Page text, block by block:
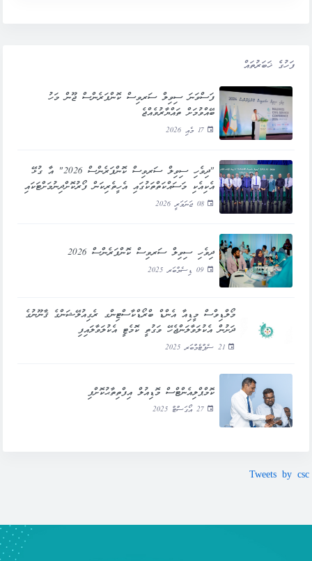
ފަހުގެ ޚަބަރުތައް
ފަސްވަނަ ސިވިލް ސަރވިސް ކޮންފަރެންސް ޖޫން މަހު
ބޭއްވުމަށް ތައްޔާރުވެއްޖެ
17 މެއި 2026
"ދިވެހި ސިވިލް ސަރވިސް ކޮންފަރެންސް 2026" އާ ގުޅޭ
އެކިއެކި މަސައްކަތްތަކުގައި އެހީތެރިކަން ފޯރުކޮށްދިނުމަށްޓަކައި
ޕަބްލިކް ސަރވިސް މީޑިއާއެކު ސިވިލް ސަރވިސް ކޮމިޝަނުން
08 ޖަނަވަރީ 2026
ދިވެހި ސިވިލް ސަރވިސް ކޮންފަރެންސް 2026
09 ޑިސެމްބަރ 2025
މޯލްޑިވްސް މީޑިއާ އެންޑް ބްރޯޑްކާސްޓިންގ ރެގިއުލޭޝަންގެ ޤާނޫނުގެ
ދަށުން އެކުލަވާލަންޖެހޭ ވަގުތީ ކޮމެޓީ އެކުލަވާލައިފި
21 ސެޕްޓެމްބަރ 2025
ކޮމްޕްލިއެންޓްސް މޮޑިއުލް އިފްތިތާޙުކޮށްފި
27 އޯގަސްޓް 2025
Tweets by csc